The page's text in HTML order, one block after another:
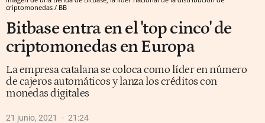
criptomonedas / BB
Bitbase entra en el 'top cinco' de
criptomonedas en Europa
La empresa catalana se coloca como líder en número
de cajeros automáticos y lanza los créditos con
monedas digitales
21 junio, 2021 21:24